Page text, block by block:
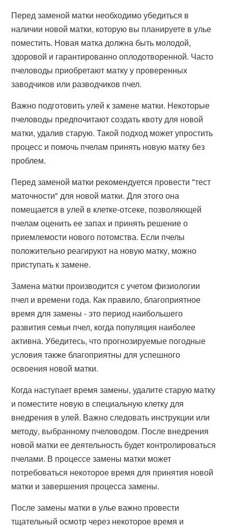
Перед заменой матки необходимо убедиться в
наличии новой матки, которую вы планируете в улье
поместить. Новая матка должна быть молодой,
здоровой и гарантированно оплодотворенной. Часто
пчеловоды приобретают матку у проверенных
заводчиков или разводчиков пчел.
Важно подготовить улей к замене матки. Некоторые
пчеловоды предпочитают создать квоту для новой
матки, удалив старую. Такой подход может упростить
процесс и помочь пчелам принять новую матку без
проблем.
Перед заменой матки рекомендуется провести "тест
маточности" для новой матки. Для этого она
помещается в улей в клетке-отсеке, позволяющей
пчелам оценить ее запах и принять решение о
приемлемости нового потомства. Если пчелы
положительно реагируют на новую матку, можно
приступать к замене.
Замена матки производится с учетом физиологии
пчел и времени года. Как правило, благоприятное
время для замены - это период наибольшего
развития семьи пчел, когда популяция наиболее
активна. Убедитесь, что прогнозируемые погодные
условия также благоприятны для успешного
освоения новой матки.
Когда наступает время замены, удалите старую матку
и поместите новую в специальную клетку для
внедрения в улей. Важно следовать инструкции или
методу, выбранному пчеловодом. После внедрения
новой матки ее деятельность будет контролироваться
пчелами. В процессе замены матки может
потребоваться некоторое время для принятия новой
матки и завершения процесса замены.
После замены матки в улье важно провести
тщательный осмотр через некоторое время и